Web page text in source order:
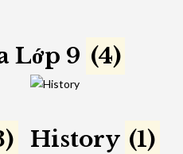
Lớp 9 (4)
History (1)